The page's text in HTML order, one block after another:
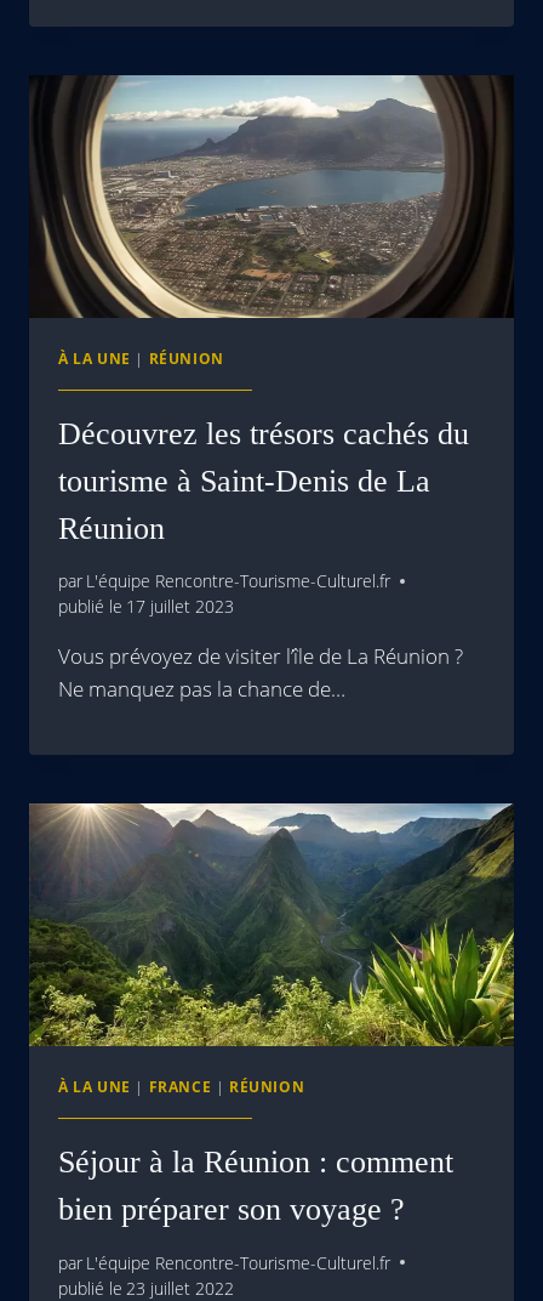
À LA UNE | RÉUNION
Découvrez les trésors cachés du
tourisme à Saint-Denis de La
Réunion
par L'équipe Rencontre-Tourisme-Culturel.fr
publié le 17 juillet 2023
Vous prévoyez de visiter l’île de La Réunion ?
Ne manquez pas la chance de…
À LA UNE | FRANCE | RÉUNION
Séjour à la Réunion : comment
bien préparer son voyage ?
par L'équipe Rencontre-Tourisme-Culturel.fr
publié le 23 juillet 2022